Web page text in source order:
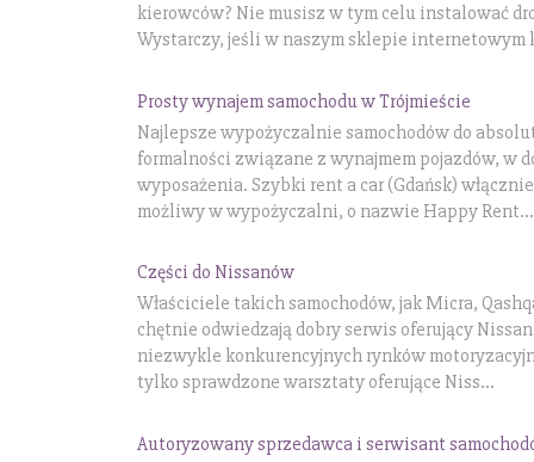
kierowców? Nie musisz w tym celu instalować
Wystarczy, jeśli w naszym sklepie internetowym
Prosty wynajem samochodu w Trójmieście
Najlepsze wypożyczalnie samochodów do
formalności związane z wynajmem pojazdów, w
wyposażenia. Szybki rent a car (Gdańsk)
możliwy w wypożyczalni, o nazwie Happy Rent...
Części do Nissanów
Właściciele takich samochodów, jak Micra,
chętnie odwiedzają dobry serwis oferujący
niezwykle konkurencyjnych rynków
tylko sprawdzone warsztaty oferujące Niss...
Autoryzowany sprzedawca i serwisant